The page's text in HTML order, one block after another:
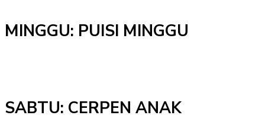
MINGGU: PUISI MINGGU
SABTU: CERPEN ANAK